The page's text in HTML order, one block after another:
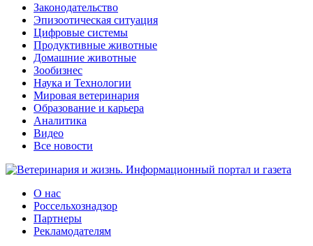
Законодательство
Эпизоотическая ситуация
Цифровые системы
Продуктивные животные
Домашние животные
Зообизнес
Наука и Технологии
Мировая ветеринария
Образование и карьера
Аналитика
Видео
Все новости
О нас
Россельхознадзор
Партнеры
Рекламодателям